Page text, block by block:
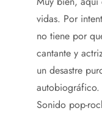
vidas. Por
no tiene por
cantante y
un desastre
autobiográfico.
Sonido pop-